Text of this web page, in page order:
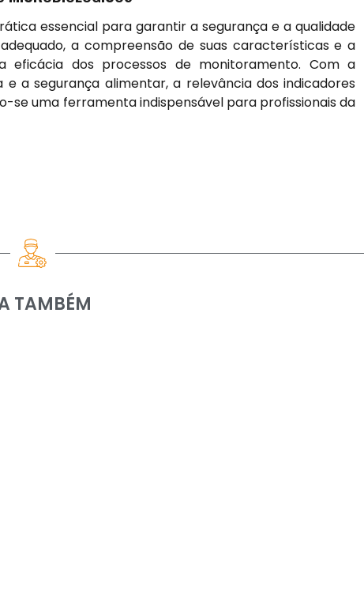
essencial para garantir a segurança e a qualidade
a compreensão de suas características e a
eficácia dos processos de monitoramento. Com a
a segurança alimentar, a relevância dos indicadores
se uma ferramenta indispensável para profissionais da
TAMBÉM